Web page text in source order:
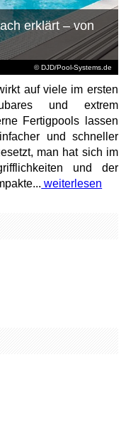
© DJD/Pool-Systems.de
erklärt – von
auf viele im ersten
und extrem
Fertigpools lassen
und schneller
man hat sich im
und der
weiterlesen